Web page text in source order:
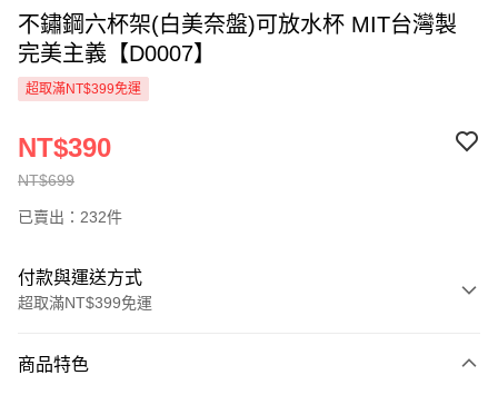
不鏽鋼六杯架(白美奈盤)可放水杯 MIT台灣製
完美主義【D0007】
超取滿NT$399免運
NT$699
NT$390
已賣出：232件
付款與運送方式
超取滿NT$399免運
信用卡一次付款
商品特色